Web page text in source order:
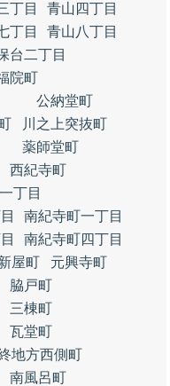
丁目
青山四丁目
丁目
青山八丁目
台二丁目
院町
公納堂町
川之上突抜町
薬師堂町
西紀寺町
丁目
南紀寺町一丁目
南紀寺町四丁目
屋町
元興寺町
脇戸町
三棟町
瓦堂町
地方西側町
南風呂町